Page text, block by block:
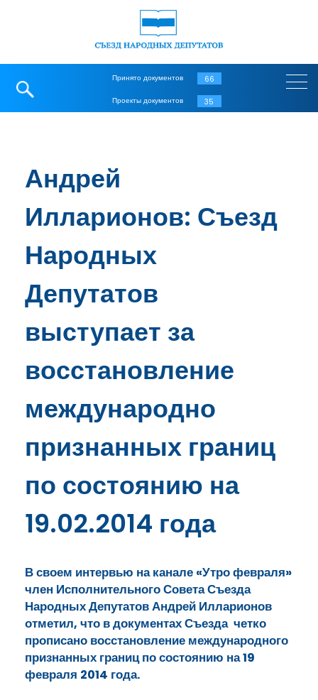
Принято документов 66
Проекты документов 35
Андрей
Илларионов: Съезд
Народных
Депутатов
выступает за
восстановление
международно
признанных границ
по состоянию на
19.02.2014 года
В своем интервью на канале «Утро февраля»
член Исполнительного Совета Съезда
Народных Депутатов Андрей Илларионов
отметил, что в документах Съезда четко
прописано восстановление международного
признанных границ по состоянию на 19
февраля 2014 года.